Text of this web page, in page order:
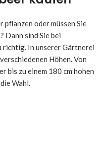
oder müssen Sie
Dann sind Sie bei
richtig. In unserer Gärtnerei
Höhen. Von
bis zu einem 180 cm hohen
Wahl.